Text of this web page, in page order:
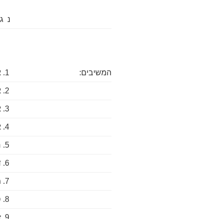
נ
המשיבים: 1. אלוביץ שאול
2. אלוביץ אור
3. אורנה פלד
4. אפ. סב. אר החזקות בע"מ (פורקה ונמחקה)
5. רן גוטפריד
6. דוד גלבוע
7. מייקל גרבינר
8. סטיבן גרבינר
9. זהבית שוחט כהן